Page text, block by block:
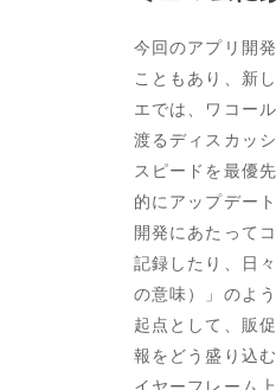
今回のアプリ開
こともあり、新
エでは、ワコー
渡るディスカッ
スピードを最優
的にアップデー
開発にあたって
記録したり、日
の意味）」のよ
起点として、販
報をどう盛り込
イヤーフレーム